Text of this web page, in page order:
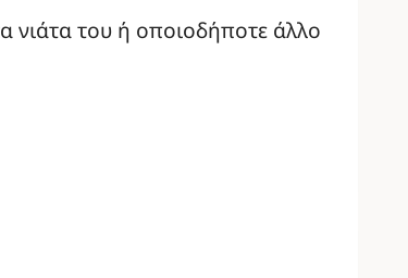
νιάτα του ή οποιοδήποτε άλλο